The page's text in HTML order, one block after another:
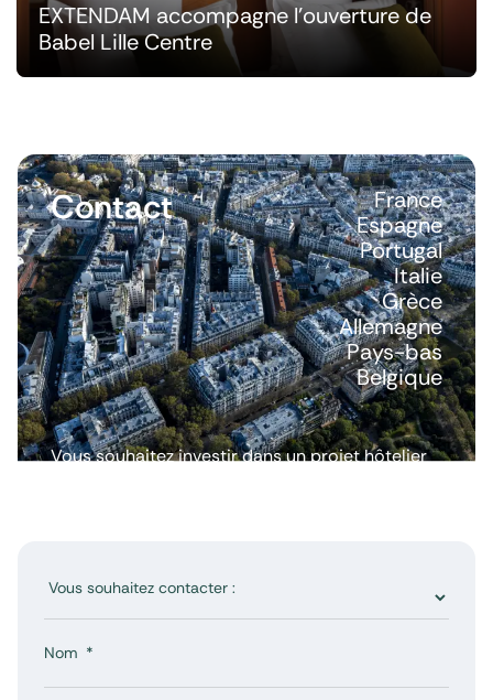
EXTENDAM accompagne l'ouverture de
Babel Lille Centre
Contact
France
Espagne
Portugal
Italie
Grèce
Allemagne
Pays-bas
Belgique
Vous souhaitez investir dans un projet hôtelier
Nom